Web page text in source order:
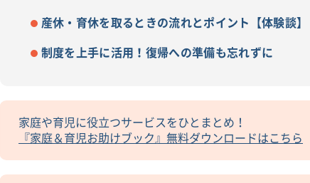
産休・育休を取るときの流れとポイント【体験談】
制度を上手に活用！復帰への準備も忘れずに
家庭や育児に役立つサービスをひとまとめ！
『家庭＆育児お助けブック』無料ダウンロードはこちら